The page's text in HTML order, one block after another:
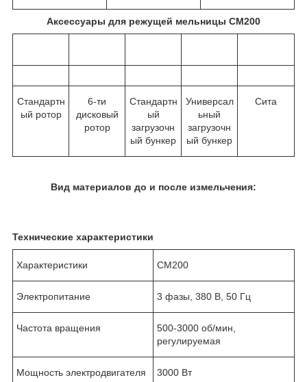
Аксессуары для режущей мельницы CM200
Стандартн
ый ротор
6-ти
дисковый
ротор
Стандартн
ый
загрузочн
ый бункер
Универсал
ьный
загрузочн
ый бункер
Сита
Вид материалов до и после измельчения:
Технические характеристики
Характеристики CM200
Электропитание 3 фазы, 380 В, 50 Гц
Частота вращения
500-3000 об/мин,
регулируемая
Мощность электродвигателя 3000 Вт